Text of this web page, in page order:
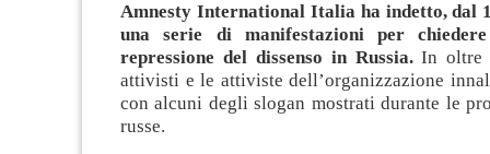
Amnesty International Italia ha indetto, dal
una serie di manifestazioni per
repressione del dissenso in Russia.In oltre
attivisti e le attiviste dell’organizzazione
con alcuni degli slogan mostrati durante le
russe.